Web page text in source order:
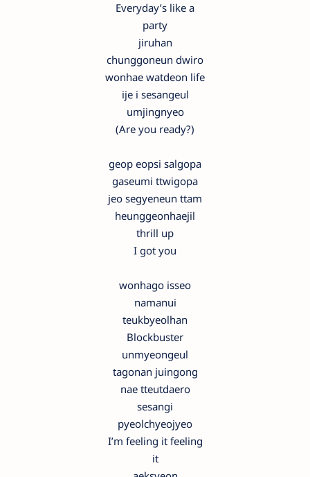
Everyday’s like a
party
jiruhan
chunggoneun dwiro
wonhae watdeon life
ije i sesangeul
umjingnyeo
(Are you ready?)
geop eopsi salgopa
gaseumi ttwigopa
jeo segyeneun ttam
heunggeonhaejil
thrill up
I got you
wonhago isseo
namanui
teukbyeolhan
Blockbuster
unmyeongeul
tagonan juingong
nae tteutdaero
sesangi
pyeolchyeojyeo
I’m feeling it feeling
it